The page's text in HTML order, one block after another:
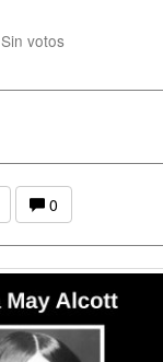
Sin votos
0